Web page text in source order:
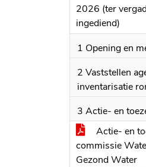
2026 (ter
ingediend)
1 Opening en
2 Vaststellen
inventarisatie
3 Actie- en
Actie- en
commissie
Gezond Water